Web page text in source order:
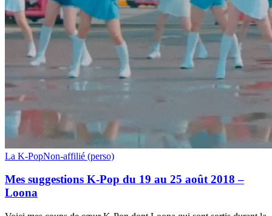
Mes
K-
Pop
du
La K-PopNon-affilié (perso)
Mes suggestions K-Pop du 19 au 25 août 2018 –
Loona